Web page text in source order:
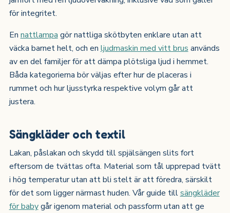
för integritet.
En nattlampa gör nattliga skötbyten enklare utan att
väcka barnet helt, och en ljudmaskin med vitt brus används
av en del familjer för att dämpa plötsliga ljud i hemmet.
Båda kategorierna bör väljas efter hur de placeras i
rummet och hur ljusstyrka respektive volym går att
justera.
Sängkläder och textil
Lakan, påslakan och skydd till spjälsängen slits fort
eftersom de tvättas ofta. Material som tål upprepad tvätt
i hög temperatur utan att bli stelt är att föredra, särskilt
för det som ligger närmast huden. Vår guide tillsängkläder
för babygår igenom material och passform utan att ge